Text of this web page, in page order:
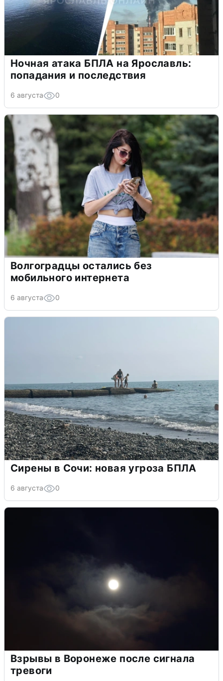
Ночная атака БПЛА на Ярославль:
попадания и последствия
6 августа 0
Волгоградцы остались без
мобильного интернета
6 августа 0
Сирены в Сочи: новая угроза БПЛА
6 августа 0
Взрывы в Воронеже после сигнала
тревоги